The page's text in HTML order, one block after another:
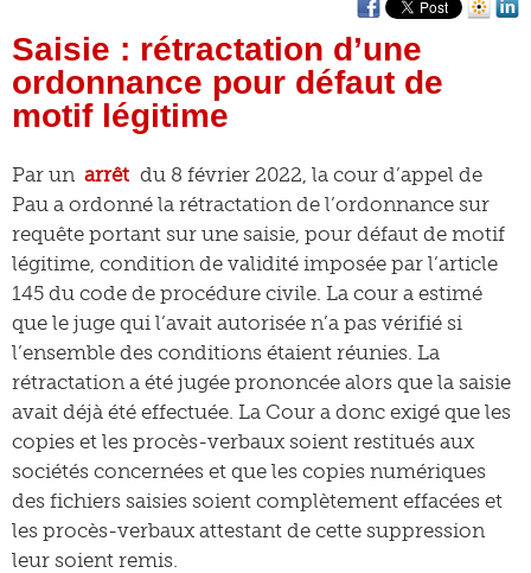
Saisie : rétractation d’une
ordonnance pour défaut de
motif légitime
Par un arrêt du 8 février 2022, la cour d’appel de
Pau a ordonné la rétractation de l’ordonnance sur
requête portant sur une saisie, pour défaut de motif
légitime, condition de validité imposée par l’article
145 du code de procédure civile. La cour a estimé
que le juge qui l’avait autorisée n’a pas vérifié si
l’ensemble des conditions étaient réunies. La
rétractation a été jugée prononcée alors que la saisie
avait déjà été effectuée. La Cour a donc exigé que les
copies et les procès-verbaux soient restitués aux
sociétés concernées et que les copies numériques
des fichiers saisies soient complètement effacées et
les procès-verbaux attestant de cette suppression
leur soient remis.